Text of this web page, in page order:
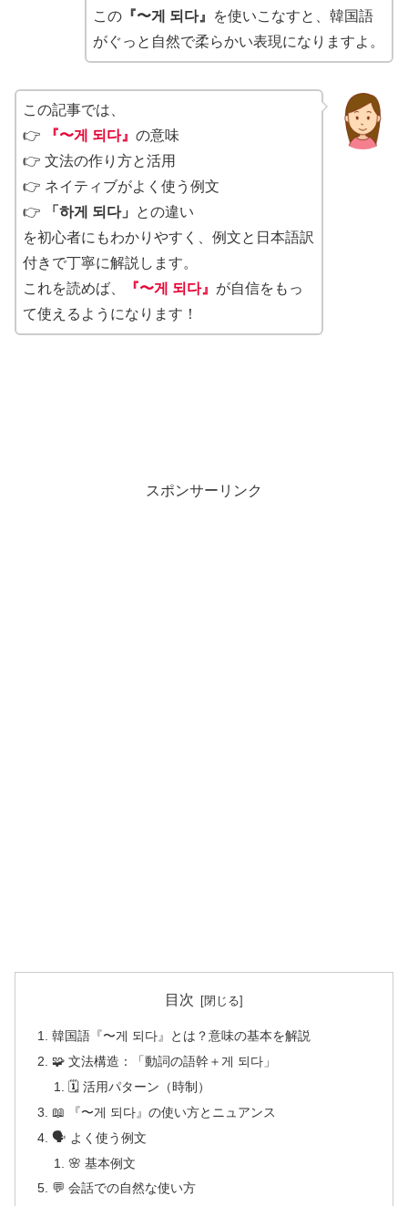
この『〜게 되다』
を使いこなすと、韓国語
がぐっと自然で柔らかい表現になりますよ。
この記事では、
👉
『〜게 되다』 の意味
👉 文法の作り方と活用
👉 ネイティブがよく使う例文
👉
「하게 되다」
との違い
を初心者にもわかりやすく、例文と日本語訳
付きで丁寧に解説します。
これを読めば、
『〜게 되다』 が自信をもっ
て使えるようになります！
スポンサーリンク
目次
韓国語『〜게 되다』とは？意味の基本を解説
🧩 文法構造：「動詞の語幹＋게 되다」
🗓 活用パターン（時制）
📖 『〜게 되다』の使い方とニュアンス
🗣️ よく使う例文
🌸 基本例文
💬 会話での自然な使い方